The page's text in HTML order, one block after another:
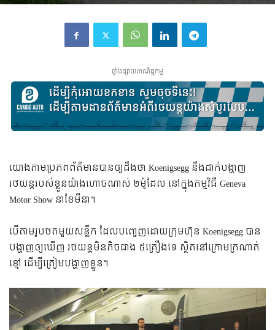
ផ្ទាំងផ្សាយពាណិជ្ជកម្ម
យោងតាមប្រភពព័ត៌មានបានឲ្យដឹងថា Koenigsegg នឹងដាក់បង្ហាញ
រថយន្តរបស់ខ្លួនយ៉ាងហោចណាស់ ២ម៉ូដែល នៅក្នុងកម្មវិធី Geneva
Motor Show នាខែមីនា។
បើតាមរូបថតមួយសន្លឹក ដែលបញ្ចេញដោយក្រុមហ៊ុន Koenigsegg បាន
បង្ហាញឲ្យឃើញ រថយន្តមិនតិចជាង ៥គ្រឿងទេ ស្ថិតនៅក្រោមក្រណាត់
ខ្មៅ ដើម្បីត្រៀមបង្ហាញខ្លួន។